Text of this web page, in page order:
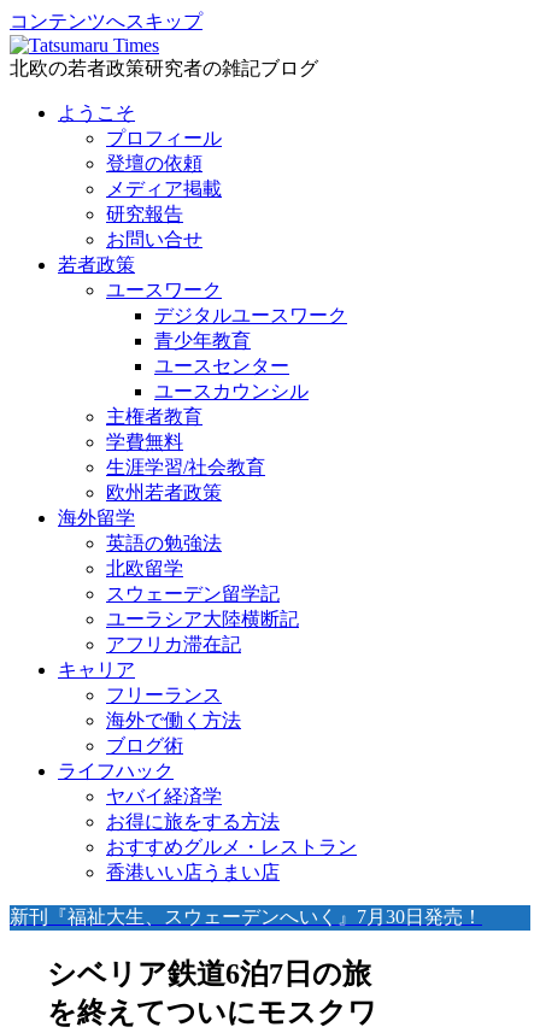
コンテンツへスキップ
北欧の若者政策研究者の雑記ブログ
ようこそ
プロフィール
登壇の依頼
メディア掲載
研究報告
お問い合せ
若者政策
ユースワーク
デジタルユースワーク
青少年教育
ユースセンター
ユースカウンシル
主権者教育
学費無料
生涯学習/社会教育
欧州若者政策
海外留学
英語の勉強法
北欧留学
スウェーデン留学記
ユーラシア大陸横断記
アフリカ滞在記
キャリア
フリーランス
海外で働く方法
ブログ術
ライフハック
ヤバイ経済学
お得に旅をする方法
おすすめグルメ・レストラン
香港いい店うまい店
新刊『福祉大生、スウェーデンへいく』7月30日発売！
シベリア鉄道6泊7日の旅
を終えてついにモスクワ